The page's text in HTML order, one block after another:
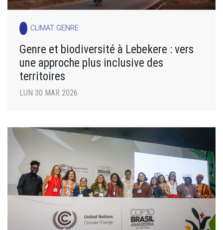
CLIMAT GENRE
Genre et biodiversité à Lebekere : vers
une approche plus inclusive des
territoires
LUN 30 MAR 2026